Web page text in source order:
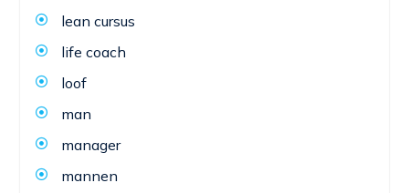
lean cursus
life coach
loof
man
manager
mannen